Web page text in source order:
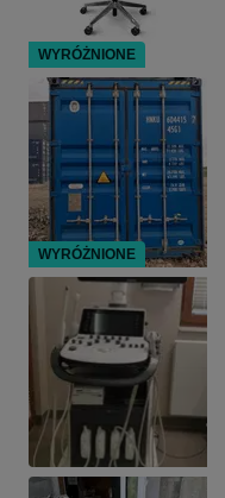
WYRÓŻNIONE
WYRÓŻNIONE